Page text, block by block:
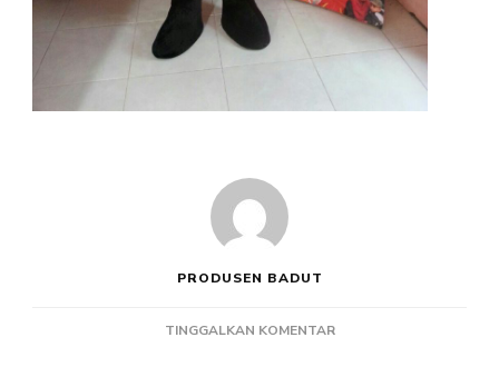
PRODUSEN BADUT
TINGGALKAN KOMENTARPADA